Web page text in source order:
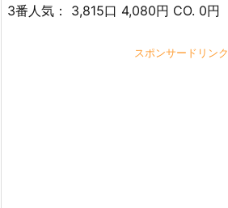
3番人気： 3,815口 4,080円 CO. 0円
スポンサードリンク